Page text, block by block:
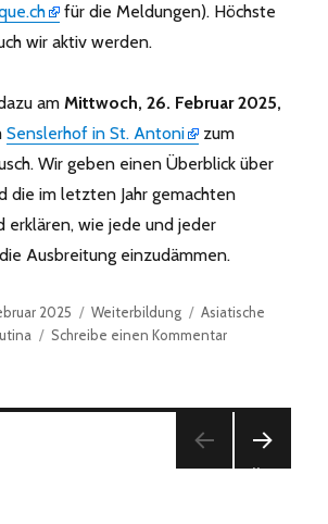
für die Meldungen). Höchste
wir aktiv werden.
amMittwoch, 26. Februar 2025,
Senslerhof in St. Antoni
zum
Wir geben einen Überblick über
die im letzten Jahr gemachten
erklären, wie jede und jeder
Ausbreitung einzudämmen.
2025 Kategorien
Weiterbildung Schlagwörter
Asiatische
Schreibe einen Kommentarzu